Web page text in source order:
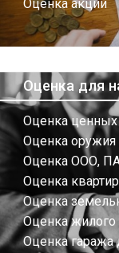
Оценка акций
Оценка для
Оценка ценных
Оценка оружия
Оценка ООО,
Оценка
Оценка
Оценка жилого
Оценка гаража